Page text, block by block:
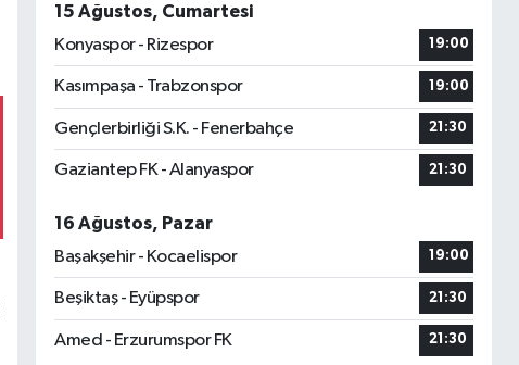
15 Ağustos, Cumartesi
Konyaspor - Rizespor
19:00
Kasımpaşa - Trabzonspor 19:00
Gençlerbirliği S.K. - Fenerbahçe 21:30
Gaziantep FK - Alanyaspor 21:30
16 Ağustos, Pazar
Başakşehir - Kocaelispor
19:00
Beşiktaş - Eyüpspor 21:30
Amed - Erzurumspor FK 21:30